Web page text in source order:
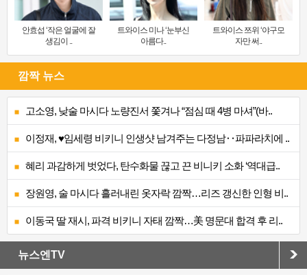
안효섭 ‘작은 얼굴에 잘
생김이 ..
트와이스 미나 ‘눈부신
아름다..
트와이스 쯔위 ‘야구모
자만 써..
깜짝 뉴스
고소영, 낮술 마시다 노량진서 쫓겨나 “점심 때 4병 마셔”(바..
이정재, ♥임세령 비키니 인생샷 남겨주는 다정남‥파파라치에 ..
혜리 과감하게 벗었다, 탄수화물 끊고 끈 비니키 소화 ‘역대급..
장원영, 술 마시다 흘러내린 옷자락 깜짝…리즈 갱신한 인형 비..
이동국 딸 재시, 파격 비키니 자태 깜짝…美 명문대 합격 후 리..
뉴스엔TV